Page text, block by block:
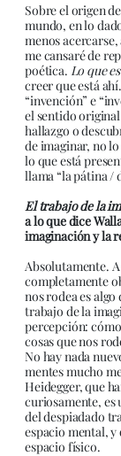
Sobre el origen
mundo, en lo
menos
me cansaré de
poética. Lo que
creer que está
“invención” e
el sentido original
hallazgo o
de imaginar, no
lo que está
llama “la pátina /
El trabajo de la
a lo que dice
imaginación y la
Absolutamente.
completamente
nos rodea es algo
trabajo de la
percepción:
cosas que nos
No hay nada
mentes mucho
Heidegger, que
curiosamente, es
del despiadado
espacio mental, y
espacio físico.